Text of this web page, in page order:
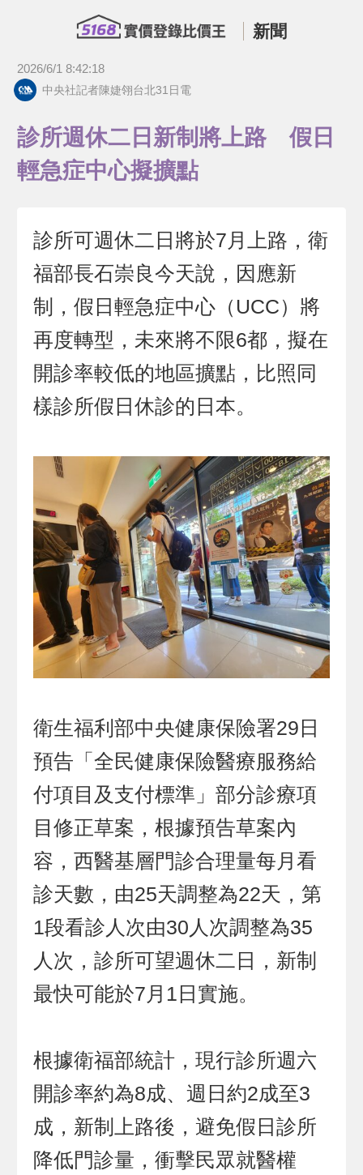
新聞
2026/6/1 8:42:18
中央社記者陳婕翎台北31日電
診所週休二日新制將上路 假日
輕急症中心擬擴點
診所可週休二日將於7月上路，衛
福部長石崇良今天說，因應新
制，假日輕急症中心（UCC）將
再度轉型，未來將不限6都，擬在
開診率較低的地區擴點，比照同
樣診所假日休診的日本。
衛生福利部中央健康保險署29日
預告「全民健康保險醫療服務給
付項目及支付標準」部分診療項
目修正草案，根據預告草案內
容，西醫基層門診合理量每月看
診天數，由25天調整為22天，第
1段看診人次由30人次調整為35
人次，診所可望週休二日，新制
最快可能於7月1日實施。
根據衛福部統計，現行診所週六
開診率約為8成、週日約2成至3
成，新制上路後，避免假日診所
降低門診量，衝擊民眾就醫權